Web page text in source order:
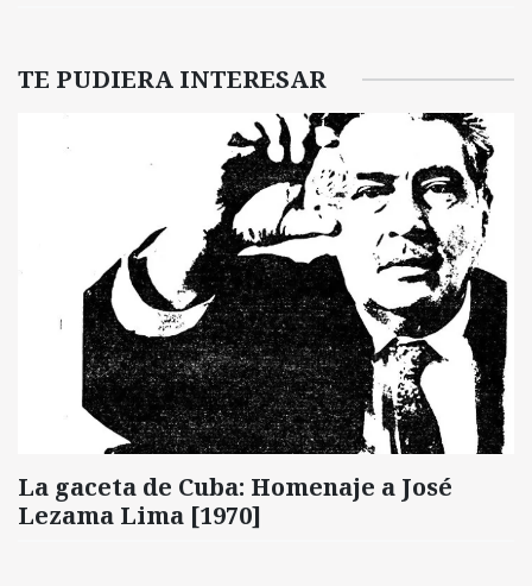
TE PUDIERA INTERESAR
La gaceta de Cuba: Homenaje a José
Lezama Lima [1970]